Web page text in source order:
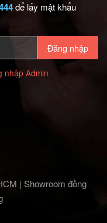
để lấy mật khẩu
Đăng nhập
nhập Admin
| Showroom đồng